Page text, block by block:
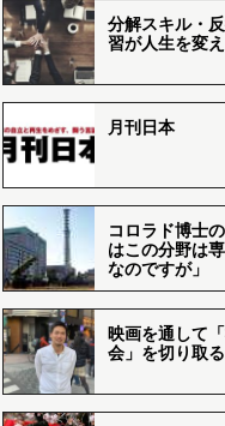
分解スキル・
習が人生を変
月刊日本
コロラド博士
はこの分野は
なのですが」
映画を通して
会」を切り取る